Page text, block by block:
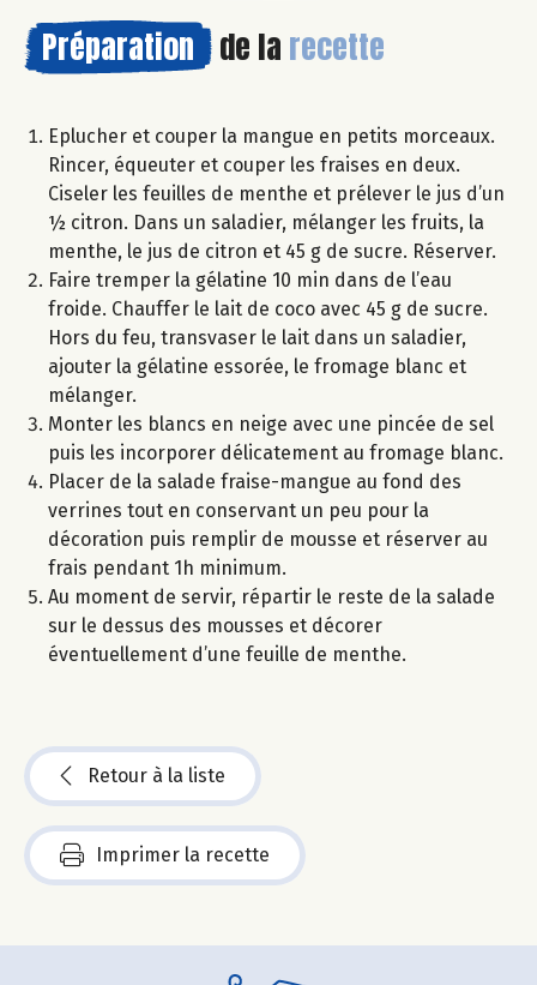
Préparation de la recette
Eplucher et couper la mangue en petits morceaux.
Rincer, équeuter et couper les fraises en deux.
Ciseler les feuilles de menthe et prélever le jus d’un
½ citron. Dans un saladier, mélanger les fruits, la
menthe, le jus de citron et 45 g de sucre. Réserver.
Faire tremper la gélatine 10 min dans de l’eau
froide. Chauffer le lait de coco avec 45 g de sucre.
Hors du feu, transvaser le lait dans un saladier,
ajouter la gélatine essorée, le fromage blanc et
mélanger.
Monter les blancs en neige avec une pincée de sel
puis les incorporer délicatement au fromage blanc.
Placer de la salade fraise-mangue au fond des
verrines tout en conservant un peu pour la
décoration puis remplir de mousse et réserver au
frais pendant 1h minimum.
Au moment de servir, répartir le reste de la salade
sur le dessus des mousses et décorer
éventuellement d’une feuille de menthe.
Retour à la liste
Imprimer la recette